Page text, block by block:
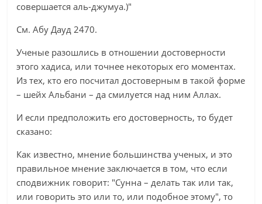
совершается аль-джумуа.)"
См. Абу Дауд 2470.
Ученые разошлись в отношении достоверности
этого хадиса, или точнее некоторых его моментах.
Из тех, кто его посчитал достоверным в такой форме
– шейх Альбани – да смилуется над ним Аллах.
И если предположить его достоверность, то будет
сказано:
Как известно, мнение большинства ученых, и это
правильное мнение заключается в том, что если
сподвижник говорит: "Сунна – делать так или так,
или говорить это или то, или подобное этому", то